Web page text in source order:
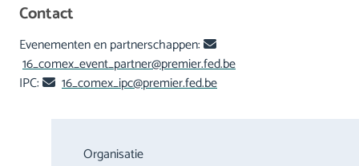
Contact
Evenementen en partnerschappen:
16_comex_event_partner@premier.fed.be
IPC:
16_comex_ipc@premier.fed.be
Organisatie